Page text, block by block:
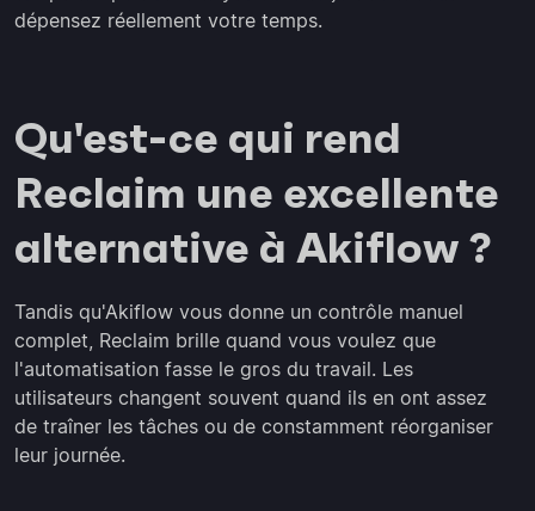
dépensez réellement votre temps.
Qu'est-ce qui rend
Reclaim une excellente
alternative à Akiflow ?
Tandis qu'Akiflow vous donne un contrôle manuel
complet, Reclaim brille quand vous voulez que
l'automatisation fasse le gros du travail. Les
utilisateurs changent souvent quand ils en ont assez
de traîner les tâches ou de constamment réorganiser
leur journée.